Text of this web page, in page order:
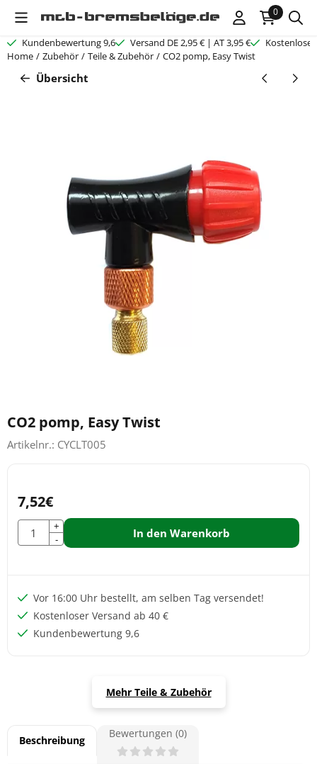
Cookie-Einstellungen verfügbar. Einstellungen wählen oder alle
0
Kundenbewertung 9,6 Versand DE 2,95 € | AT 3,95 €
Home / Zubehör / Teile & Zubehör / CO2 pomp, Easy Twist
Übersicht
CO2 pomp, Easy Twist
Artikelnr.: CYCLT005
7,52€
Anzahl
+
-
In den Warenkorb
Vor 16:00 Uhr bestellt, am selben Tag versendet!
Kostenloser Versand ab 40 €
Kundenbewertung 9,6
Mehr Teile & Zubehör
Beschreibung
Bewertungen (0)